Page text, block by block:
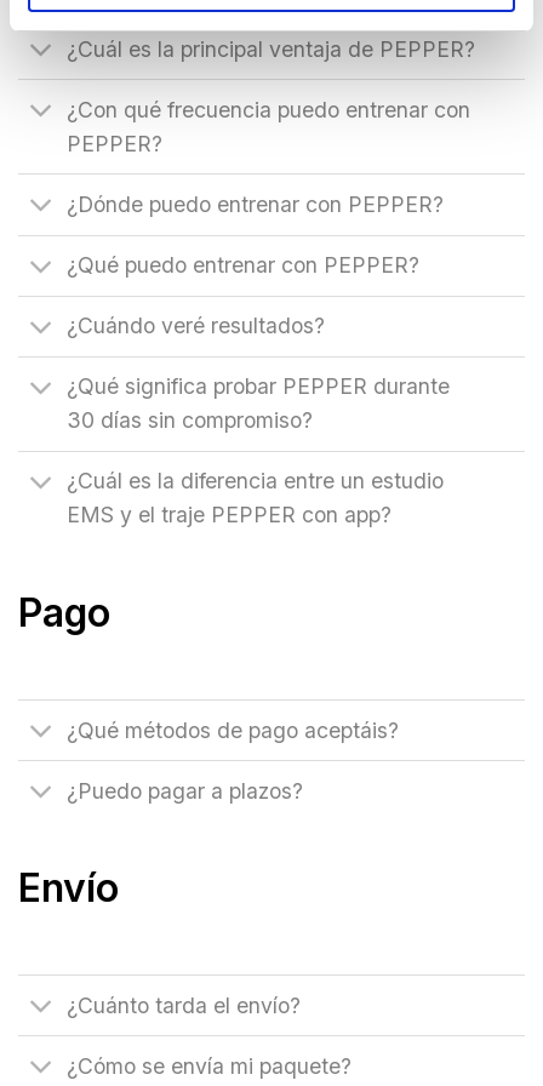
¿Cuál es la principal ventaja de PEPPER?
¿Con qué frecuencia puedo entrenar con
PEPPER?
¿Dónde puedo entrenar con PEPPER?
¿Qué puedo entrenar con PEPPER?
¿Cuándo veré resultados?
¿Qué significa probar PEPPER durante
30 días sin compromiso?
¿Cuál es la diferencia entre un estudio
EMS y el traje PEPPER con app?
Pago
¿Qué métodos de pago aceptáis?
¿Puedo pagar a plazos?
Envío
¿Cuánto tarda el envío?
¿Cómo se envía mi paquete?